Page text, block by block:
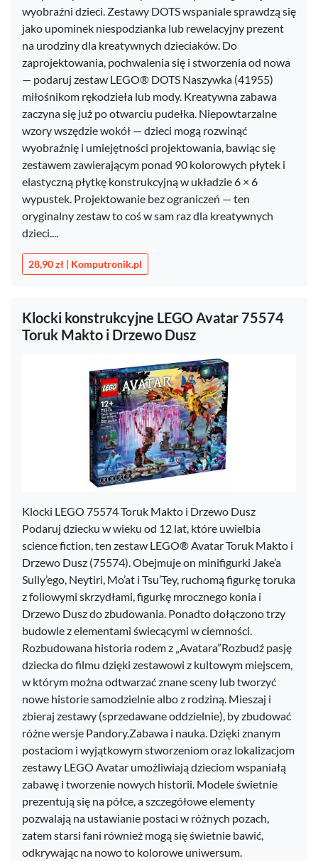
wyobraźni dzieci. Zestawy DOTS wspaniale sprawdzą się
jako upominek niespodzianka lub rewelacyjny prezent
na urodziny dla kreatywnych dzieciaków. Do
zaprojektowania, pochwalenia się i stworzenia od nowa
— podaruj zestaw LEGO® DOTS Naszywka (41955)
miłośnikom rękodzieła lub mody. Kreatywna zabawa
zaczyna się już po otwarciu pudełka. Niepowtarzalne
wzory wszędzie wokół — dzieci mogą rozwinąć
wyobraźnię i umiejętności projektowania, bawiąc się
zestawem zawierającym ponad 90 kolorowych płytek i
elastyczną płytkę konstrukcyjną w układzie 6 × 6
wypustek. Projektowanie bez ograniczeń — ten
oryginalny zestaw to coś w sam raz dla kreatywnych
dzieci....
28,90 zł | Komputronik.pl
Klocki konstrukcyjne LEGO Avatar 75574
Toruk Makto i Drzewo Dusz
Klocki LEGO 75574 Toruk Makto i Drzewo Dusz
Podaruj dziecku w wieku od 12 lat, które uwielbia
science fiction, ten zestaw LEGO® Avatar Toruk Makto i
Drzewo Dusz (75574). Obejmuje on minifigurki Jake’a
Sully’ego, Neytiri, Mo’at i Tsu’Tey, ruchomą figurkę toruka
z foliowymi skrzydłami, figurkę mrocznego konia i
Drzewo Dusz do zbudowania. Ponadto dołączono trzy
budowle z elementami świecącymi w ciemności.
Rozbudowana historia rodem z „Avatara”Rozbudź pasję
dziecka do filmu dzięki zestawowi z kultowym miejscem,
w którym można odtwarzać znane sceny lub tworzyć
nowe historie samodzielnie albo z rodziną. Mieszaj i
zbieraj zestawy (sprzedawane oddzielnie), by zbudować
różne wersje Pandory.Zabawa i nauka. Dzięki znanym
postaciom i wyjątkowym stworzeniom oraz lokalizacjom
zestawy LEGO Avatar umożliwiają dzieciom wspaniałą
zabawę i tworzenie nowych historii. Modele świetnie
prezentują się na półce, a szczegółowe elementy
pozwalają na ustawianie postaci w różnych pozach,
zatem starsi fani również mogą się świetnie bawić,
odkrywając na nowo to kolorowe uniwersum.